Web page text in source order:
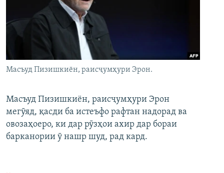
Масъуд Пизишкиён, раисҷумҳури Эрон.
Масъуд Пизишкиён, раисҷумҳури Эрон
мегӯяд, қасди ба истеъфо рафтан надорад ва
овозаҳоеро, ки дар рӯзҳои ахир дар бораи
барканории ӯ нашр шуд, рад кард.